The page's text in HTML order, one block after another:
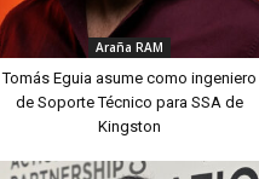
Araña RAM
Tomás Eguia asume como ingeniero
de Soporte Técnico para SSA de
Kingston